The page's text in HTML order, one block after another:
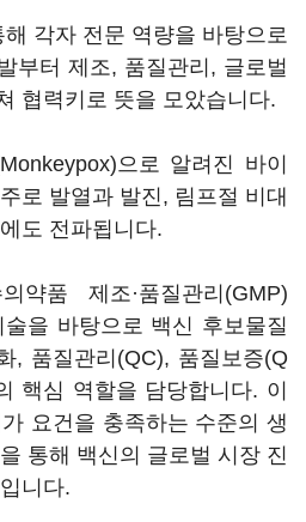
각자 전문 역량을 바탕으로
부터 제조, 품질관리, 글로벌
협력키로 뜻을 모았습니다.
으로 알려진 바이
로 발열과 발진, 림프절 비대
도 전파됩니다.
약품 제조·품질관리(GMP)
을 바탕으로 백신 후보물질
, 품질관리(QC), 품질보증(Q
핵심 역할을 담당합니다. 이
요건을 충족하는 수준의 생
통해 백신의 글로벌 시장 진
니다.